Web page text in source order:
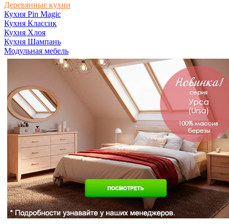
Деревянные кухни
Кухня Pin Magic
Кухня Классик
Кухня Хлоя
Кухня Шампань
Модульная мебель